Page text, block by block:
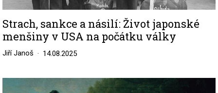
Strach, sankce a násilí: Život japonské
menšiny v USA na počátku války
Jiří Janoš 14.08.2025